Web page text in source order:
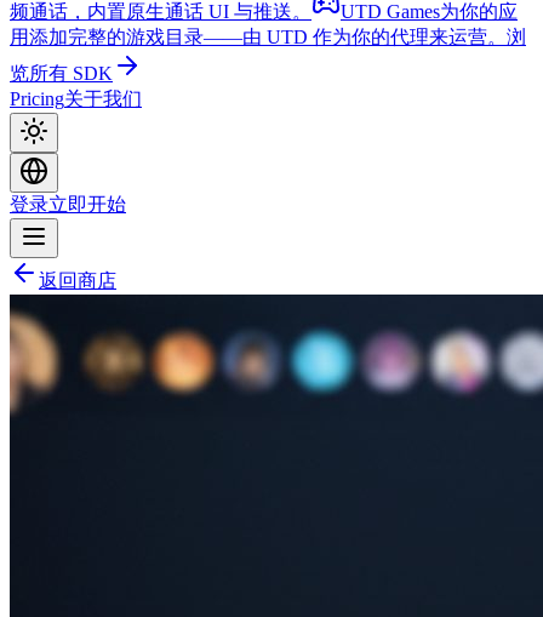
频通话，内置原生通话 UI 与推送。
UTD Games为你的应
用添加完整的游戏目录——由 UTD 作为你的代理来运营。 浏
览所有 SDK
Pricing关于我们
登录立即开始
返回商店